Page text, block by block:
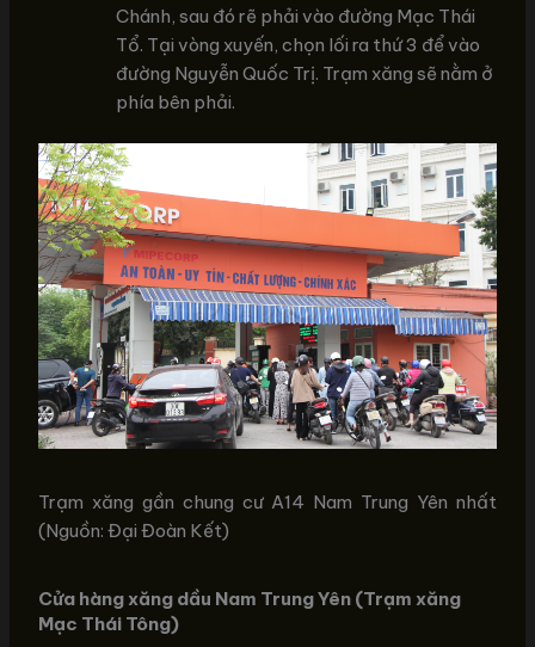
Chánh, sau đó rẽ phải vào đường Mạc Thái
Tổ. Tại vòng xuyến, chọn lối ra thứ 3 để vào
đường Nguyễn Quốc Trị. Trạm xăng sẽ nằm ở
phía bên phải.
Trạm xăng gần chung cư A14 Nam Trung Yên nhất
(Nguồn: Đại Đoàn Kết)
Cửa hàng xăng dầu Nam Trung Yên (Trạm xăng
Mạc Thái Tông)